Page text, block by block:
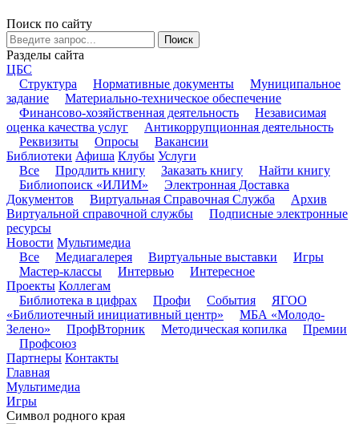
Поиск по сайту
Поиск
Разделы сайта
ЦБС
Структура
Нормативные документы
Муниципальное
задание
Материально-техническое обеспечение
Финансово-хозяйственная деятельность
Независимая
оценка качества услуг
Антикоррупционная деятельность
Реквизиты
Опросы
Вакансии
Библиотеки Афиша Клубы Услуги
Все
Продлить книгу Заказать книгу
Найти книгу
Библиопоиск «ИЛИМ»
Электронная Доставка
Документов
Виртуальная Справочная Служба
Архив
Виртуальной справочной службы
Подписные электронные
ресурсы
Новости Мультимедиа
Все
Медиагалерея Виртуальные выставки
Игры
Мастер-классы
Интервью
Интересное
Проекты Коллегам
Библиотека в цифрах
Профи События
ЯГОО
«Библиотечный инициативный центр»
МБА «Молодо-
Зелено»
ПрофВторник Методическая копилка
Премии
Профсоюз
Партнеры Контакты
Главная
Мультимедиа
Игры
Символ родного края